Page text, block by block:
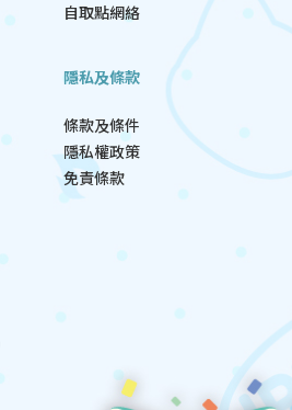
自取點網絡
隱私及條款
條款及條件
隱私權政策
免責條款